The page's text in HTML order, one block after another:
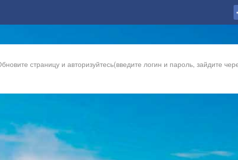
страницу и авторизуйтесь(введите логин и пароль, зайдите